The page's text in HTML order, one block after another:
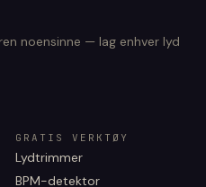
noensinne — lag enhver lyd
GRATIS VERKTØY
Lydtrimmer
BPM-detektor